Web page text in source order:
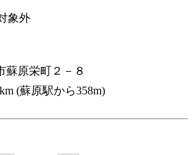
象外
蘇原栄町２－８
(蘇原駅から358m)